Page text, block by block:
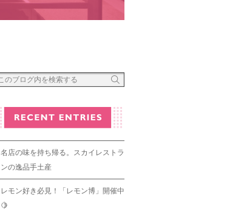
名店の味を持ち帰る。スカイレストラ
ンの逸品手土産
レモン好き必見！「レモン博」開催中
🍋